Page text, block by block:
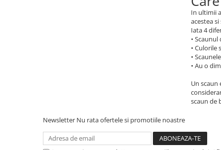
In ultimii
acestea
Iata 4
•
• Culorile
•
• Au o
Un
scaun de
Newsletter Nu rata ofertele si promotiile noastre